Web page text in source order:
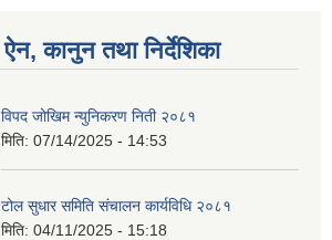
ऐन, कानुन तथा निर्देशिका
विपद जोखिम न्युनिकरण निती २०८१
मिति: 07/14/2025 - 14:53
टोल सुधार समिति संचालन कार्यविधि २०८१
मिति: 04/11/2025 - 15:18